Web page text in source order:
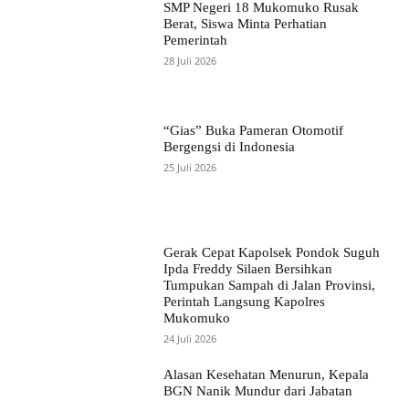
SMP Negeri 18 Mukomuko Rusak
Berat, Siswa Minta Perhatian
Pemerintah
28 Juli 2026
“Gias” Buka Pameran Otomotif
Bergengsi di Indonesia
25 Juli 2026
Gerak Cepat Kapolsek Pondok Suguh
Ipda Freddy Silaen Bersihkan
Tumpukan Sampah di Jalan Provinsi,
Perintah Langsung Kapolres
Mukomuko
24 Juli 2026
Alasan Kesehatan Menurun, Kepala
BGN Nanik Mundur dari Jabatan